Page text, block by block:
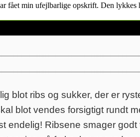
fået min ufejlbarlige opskrift. Den lykkes
blot ribs og sukker, der er
blot vendes forsigtigt rundt
endelig! Ribsene smager